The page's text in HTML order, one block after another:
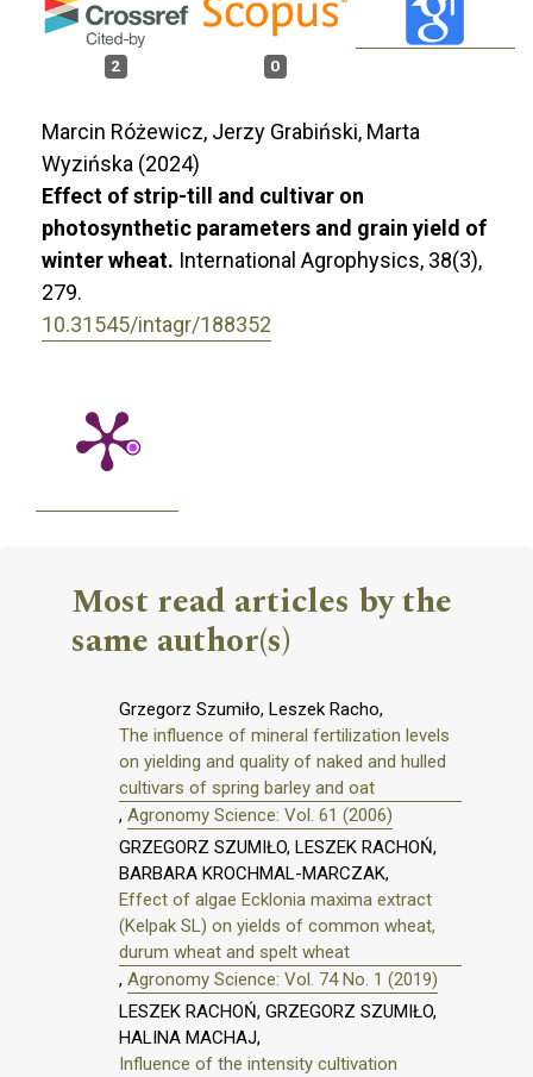
2 0
Marcin Różewicz, Jerzy Grabiński, Marta
Wyzińska (2024)
Effect of strip-till and cultivar on
photosynthetic parameters and grain yield of
winter wheat. International Agrophysics, 38(3),
279.
10.31545/intagr/188352
Most read articles by the
same author(s)
Grzegorz Szumiło, Leszek Racho,
The influence of mineral fertilization levels
on yielding and quality of naked and hulled
cultivars of spring barley and oat
, Agronomy Science: Vol. 61 (2006)
GRZEGORZ SZUMIŁO, LESZEK RACHOŃ,
BARBARA KROCHMAL-MARCZAK,
Effect of algae Ecklonia maxima extract
(Kelpak SL) on yields of common wheat,
durum wheat and spelt wheat
, Agronomy Science: Vol. 74 No. 1 (2019)
LESZEK RACHOŃ, GRZEGORZ SZUMIŁO,
HALINA MACHAJ,
Influence of the intensity cultivation